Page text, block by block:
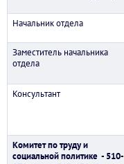
Начальник отдела
Заместитель начальника
отдела
Консультант
Комитет по труду и
социальной политике - 510-